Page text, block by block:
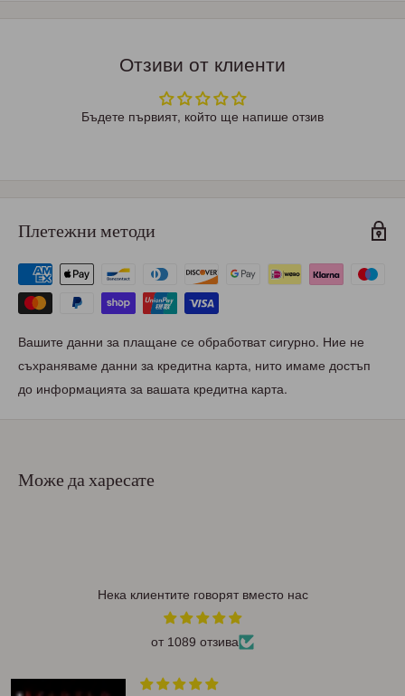
Отзиви от клиенти
Бъдете първият, който ще напише отзив
Плетежни методи
Вашите данни за плащане се обработват сигурно. Ние не
съхраняваме данни за кредитна карта, нито имаме достъп
до информацията за вашата кредитна карта.
Може да харесате
Нека клиентите говорят вместо нас
от 1089 отзива